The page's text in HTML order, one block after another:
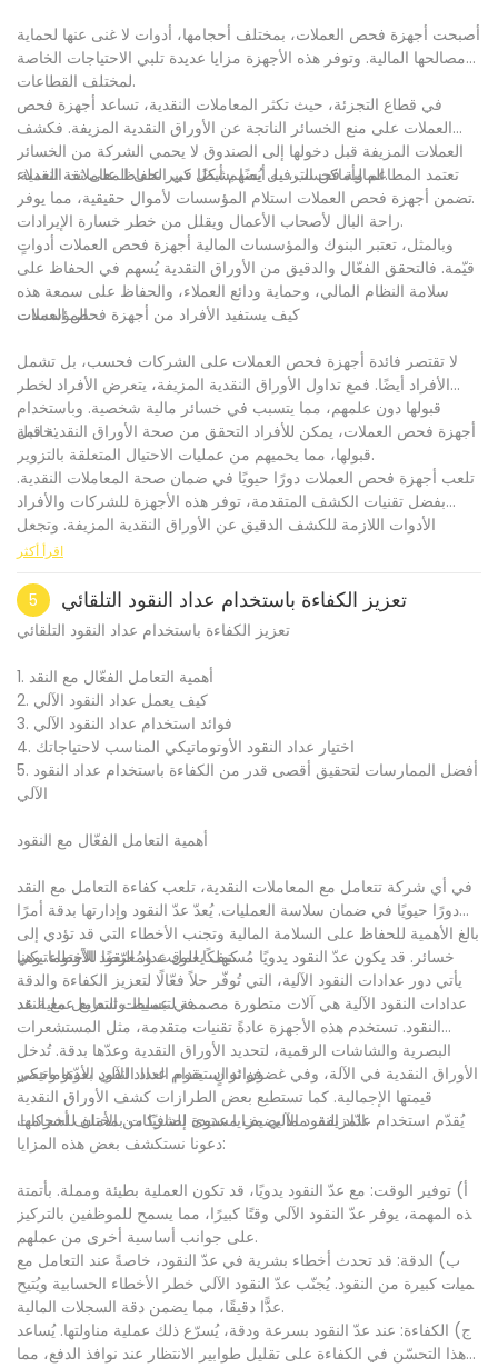
أصبحت أجهزة فحص العملات، بمختلف أحجامها، أدوات لا غنى عنها لحماية
مصالحها المالية. وتوفر هذه الأجهزة مزايا عديدة تلبي الاحتياجات الخاصة
لمختلف القطاعات.
في قطاع التجزئة، حيث تكثر المعاملات النقدية، تساعد أجهزة فحص
العملات على منع الخسائر الناتجة عن الأوراق النقدية المزيفة. فكشف
العملات المزيفة قبل دخولها إلى الصندوق لا يحمي الشركة من الخسائر
المالية فحسب، بل يُسهم أيضًا في الحفاظ على ثقة العملاء.
تعتمد المطاعم وأماكن الترفيه أيضًا بشكل كبير على المعاملات النقدية.
تضمن أجهزة فحص العملات استلام المؤسسات لأموال حقيقية، مما يوفر
راحة البال لأصحاب الأعمال ويقلل من خطر خسارة الإيرادات.
وبالمثل، تعتبر البنوك والمؤسسات المالية أجهزة فحص العملات أدواتٍ
قيّمة. فالتحقق الفعّال والدقيق من الأوراق النقدية يُسهم في الحفاظ على
سلامة النظام المالي، وحماية ودائع العملاء، والحفاظ على سمعة هذه
المؤسسات.
كيف يستفيد الأفراد من أجهزة فحص العملات
لا تقتصر فائدة أجهزة فحص العملات على الشركات فحسب، بل تشمل
الأفراد أيضًا. فمع تداول الأوراق النقدية المزيفة، يتعرض الأفراد لخطر
قبولها دون علمهم، مما يتسبب في خسائر مالية شخصية. وباستخدام
أجهزة فحص العملات، يمكن للأفراد التحقق من صحة الأوراق النقدية قبل
قبولها، مما يحميهم من عمليات الاحتيال المتعلقة بالتزوير.
خاتمة:
تلعب أجهزة فحص العملات دورًا حيويًا في ضمان صحة المعاملات النقدية.
بفضل تقنيات الكشف المتقدمة، توفر هذه الأجهزة للشركات والأفراد
الأدوات اللازمة للكشف الدقيق عن الأوراق النقدية المزيفة. وتجعل
ميزاتها الشاملة، مثل إمكانيات الكشف المتعددة، والتحقق عالي السرعة،
القطاعات. ومن خلال الاستفادة من هذه الأجهزة، يمكن للشركات والأفراد
حماية مصالحهم المالية، والحفاظ على ثقة العملاء، والمساهمة في تعزيز
سلامة النظام النقدي.
.
اقرأ أكثر
5 تعزيز الكفاءة باستخدام عداد النقود التلقائي
تعزيز الكفاءة باستخدام عداد النقود التلقائي
1. أهمية التعامل الفعّال مع النقد
2. كيف يعمل عداد النقود الآلي
3. فوائد استخدام عداد النقود الآلي
4. اختيار عداد النقود الأوتوماتيكي المناسب لاحتياجاتك
5. أفضل الممارسات لتحقيق أقصى قدر من الكفاءة باستخدام عداد النقود
الآلي
أهمية التعامل الفعّال مع النقود
في أي شركة تتعامل مع المعاملات النقدية، تلعب كفاءة التعامل مع النقد
دورًا حيويًا في ضمان سلاسة العمليات. يُعدّ عدّ النقود وإدارتها بدقة أمرًا
بالغ الأهمية للحفاظ على السلامة المالية وتجنب الأخطاء التي قد تؤدي إلى
خسائر. قد يكون عدّ النقود يدويًا مُستهلكًا للوقت ومُعرّضًا للأخطاء. وهنا
يأتي دور عدادات النقود الآلية، التي تُوفّر حلاً فعّالًا لتعزيز الكفاءة والدقة
في عمليات التعامل مع النقد.
كيف يعمل عداد النقود الأوتوماتيكي
عدادات النقود الآلية هي آلات متطورة مصممة لتبسيط وتسريع عملية عد
النقود. تستخدم هذه الأجهزة عادةً تقنيات متقدمة، مثل المستشعرات
البصرية والشاشات الرقمية، لتحديد الأوراق النقدية وعدّها بدقة. تُدخل
الأوراق النقدية في الآلة، وفي غضون ثوانٍ، يقوم العداد الآلي بعدّها وحصر
قيمتها الإجمالية. كما تستطيع بعض الطرازات كشف الأوراق النقدية
المزيفة، مما يضيف مستوى إضافيًا من الأمان للشركات.
فوائد استخدام عداد النقود الأوتوماتيكي
يُقدّم استخدام عدّاد النقود الآلي مزايا عديدة للشركات بمختلف أحجامها.
دعونا نستكشف بعض هذه المزايا:
أ) توفير الوقت: مع عدّ النقود يدويًا، قد تكون العملية بطيئة ومملة. بأتمتة
هذه المهمة، يوفر عدّ النقود الآلي وقتًا كبيرًا، مما يسمح للموظفين بالتركيز
على جوانب أساسية أخرى من عملهم.
ب) الدقة: قد تحدث أخطاء بشرية في عدّ النقود، خاصةً عند التعامل مع
كميات كبيرة من النقود. يُجنّب عدّ النقود الآلي خطر الأخطاء الحسابية ويُتيح
عدًّا دقيقًا، مما يضمن دقة السجلات المالية.
ج) الكفاءة: عند عدّ النقود بسرعة ودقة، يُسرّع ذلك عملية مناولتها. يُساعد
هذا التحسّن في الكفاءة على تقليل طوابير الانتظار عند نوافذ الدفع، مما